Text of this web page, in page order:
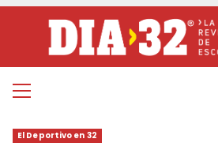
contenido
Menú
El Deportivo en 32